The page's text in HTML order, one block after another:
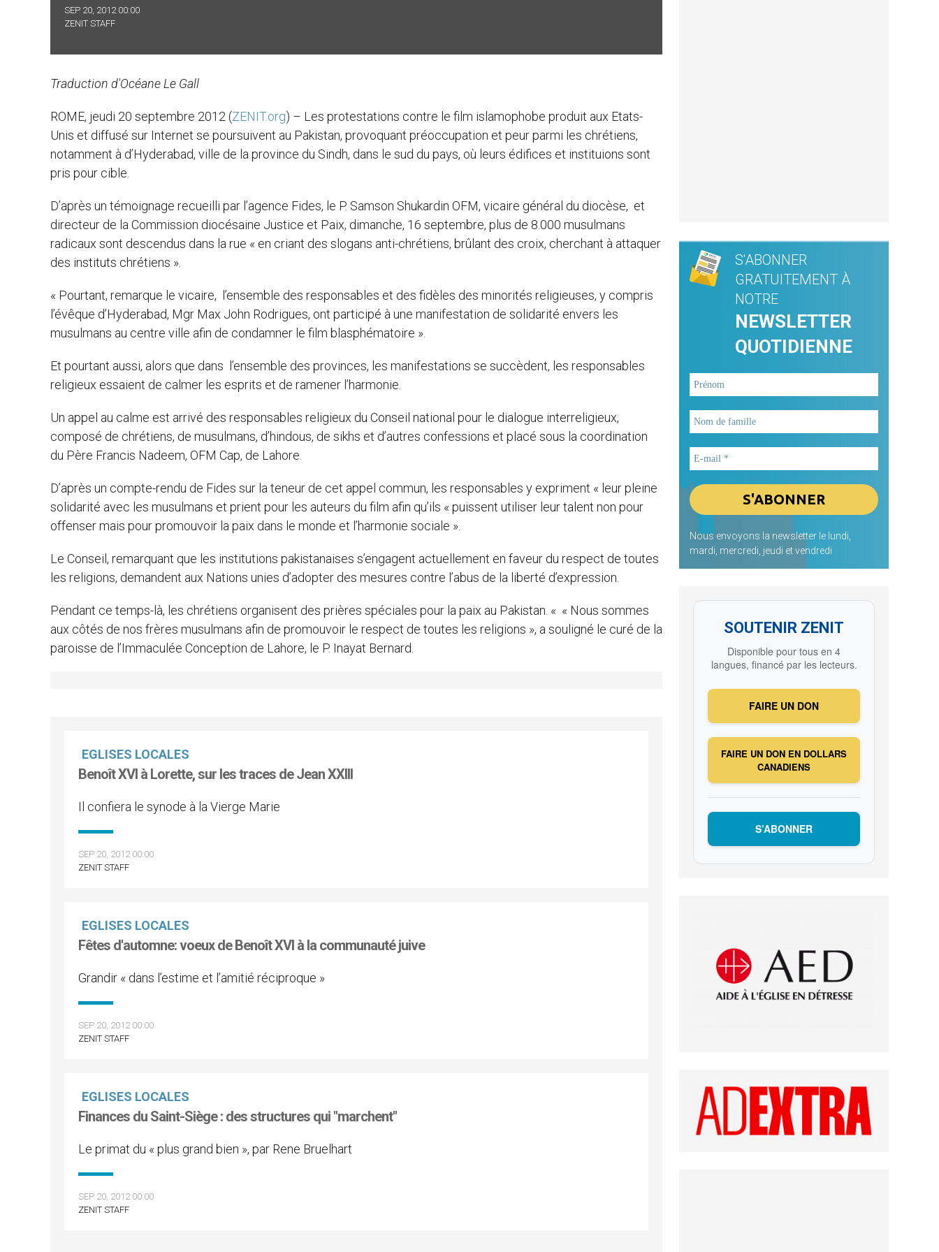
SEP 20, 2012 00:00
ZENIT STAFF
Traduction d'Océane Le Gall
ROME, jeudi 20 septembre 2012 (ZENIT.org) – Les protestations contre le film islamophobe produit aux Etats-
Unis et diffusé sur Internet se poursuivent au Pakistan, provoquant préoccupation et peur parmi les chrétiens,
notamment à d’Hyderabad, ville de la province du Sindh, dans le sud du pays, où leurs édifices et instituions sont
pris pour cible.
D’après un témoignage recueilli par l’agence Fides, le P. Samson Shukardin OFM, vicaire général du diocèse, et
directeur de la Commission diocésaine Justice et Paix, dimanche, 16 septembre, plus de 8.000 musulmans
radicaux sont descendus dans la rue « en criant des slogans anti-chrétiens, brûlant des croix, cherchant à attaquer
des instituts chrétiens ».
« Pourtant, remarque le vicaire, l’ensemble des responsables et des fidèles des minorités religieuses, y compris
l’évêque d’Hyderabad, Mgr Max John Rodrigues, ont participé à une manifestation de solidarité envers les
musulmans au centre ville afin de condamner le film blasphématoire ».
Et pourtant aussi, alors que dans l’ensemble des provinces, les manifestations se succèdent, les responsables
religieux essaient de calmer les esprits et de ramener l’harmonie.
Un appel au calme est arrivé des responsables religieux du Conseil national pour le dialogue interreligieux,
composé de chrétiens, de musulmans, d’hindous, de sikhs et d’autres confessions et placé sous la coordination
du Père Francis Nadeem, OFM Cap, de Lahore.
D’après un compte-rendu de Fides sur la teneur de cet appel commun, les responsables y expriment « leur pleine
solidarité avec les musulmans et prient pour les auteurs du film afin qu’ils « puissent utiliser leur talent non pour
offenser mais pour promouvoir la paix dans le monde et l’harmonie sociale ».
Le Conseil, remarquant que les institutions pakistanaises s’engagent actuellement en faveur du respect de toutes
les religions, demandent aux Nations unies d’adopter des mesures contre l’abus de la liberté d’expression.
Pendant ce temps-là, les chrétiens organisent des prières spéciales pour la paix au Pakistan. « « Nous sommes
aux côtés de nos frères musulmans afin de promouvoir le respect de toutes les religions », a souligné le curé de la
paroisse de l’Immaculée Conception de Lahore, le P. Inayat Bernard.
EGLISES LOCALES
Benoît XVI à Lorette, sur les traces de Jean XXIII
Il confiera le synode à la Vierge Marie
SEP 20, 2012 00:00
ZENIT STAFF
EGLISES LOCALES
Fêtes d'automne: voeux de Benoît XVI à la communauté juive
Grandir « dans l’estime et l’amitié réciproque »
SEP 20, 2012 00:00
ZENIT STAFF
EGLISES LOCALES
Finances du Saint-Siège : des structures qui "marchent"
Le primat du « plus grand bien », par Rene Bruelhart
SEP 20, 2012 00:00
ZENIT STAFF
S'ABONNER
GRATUITEMENT À
NOTRE
NEWSLETTER
QUOTIDIENNE
Nous envoyons la newsletter le lundi,
mardi, mercredi, jeudi et vendredi
SOUTENIR ZENIT
Disponible pour tous en 4
langues, financé par les lecteurs.
FAIRE UN DON
FAIRE UN DON EN DOLLARS
CANADIENS
S’ABONNER